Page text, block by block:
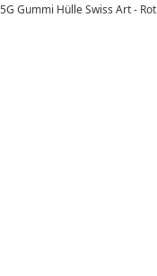
Gummi Hülle Swiss Art - Rot